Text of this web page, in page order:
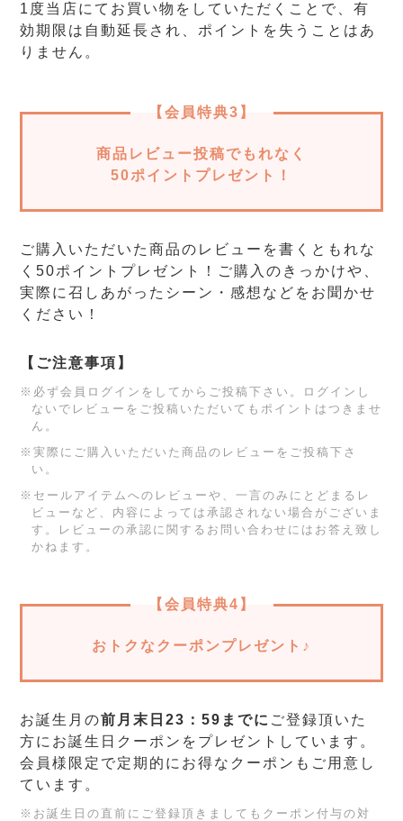
1度当店にてお買い物をしていただくことで、有
効期限は自動延長され、ポイントを失うことはあ
りません。
【会員特典3】
商品レビュー投稿でもれなく
50ポイントプレゼント！
ご購入いただいた商品のレビューを書くともれな
く50ポイントプレゼント！ご購入のきっかけや、
実際に召しあがったシーン・感想などをお聞かせ
ください！
【ご注意事項】
※必ず会員ログインをしてからご投稿下さい。ログインし
ないでレビューをご投稿いただいてもポイントはつきませ
ん。
※実際にご購入いただいた商品のレビューをご投稿下さ
い。
※セールアイテムへのレビューや、一言のみにとどまるレ
ビューなど、内容によっては承認されない場合がございま
す。レビューの承認に関するお問い合わせにはお答え致し
かねます。
【会員特典4】
おトクなクーポンプレゼント♪
お誕生月の前月末日23：59までに ご登録頂いた
方にお誕生日クーポンをプレゼントしています。
会員様限定で定期的にお得なクーポンもご用意し
ています。
※お誕生日の直前にご登録頂きましてもクーポン付与の対